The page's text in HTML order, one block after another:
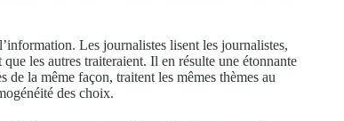
Les journalistes lisent les journalistes,
les autres traiteraient. Il en résulte une étonnante
la même façon, traitent les mêmes thèmes au
des choix.